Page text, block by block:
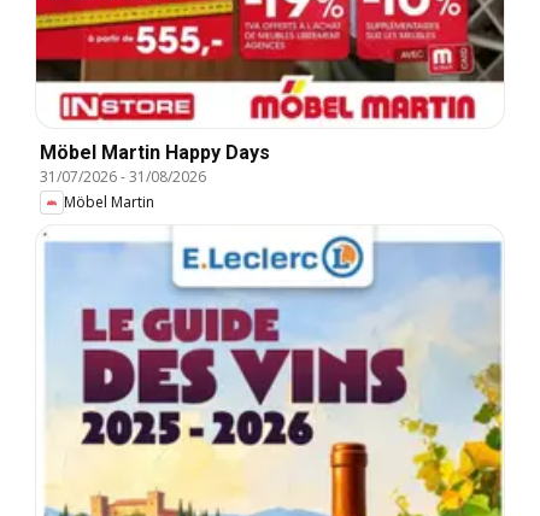
Möbel Martin Happy Days
31/07/2026-31/08/2026
Möbel Martin